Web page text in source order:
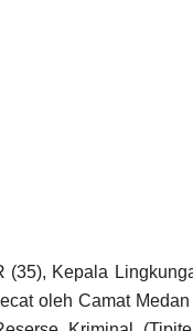
(35), Kepala
oleh Camat